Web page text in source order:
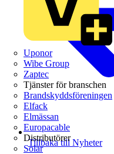
Uponor
Wibe Group
Zaptec
Tjänster för branschen
Brandskyddsföreningen
Elfack
Elmässan
Europacable
Distributörer
Solar
Tillbaka till Nyheter